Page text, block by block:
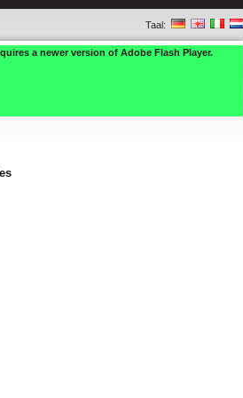
Taal:
a newer version of Adobe Flash Player.